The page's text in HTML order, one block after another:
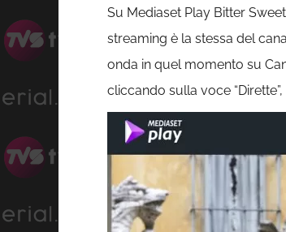
Su Mediaset Play Bitter Sweet
streaming è la stessa del
onda in quel momento su
cliccando sulla voce